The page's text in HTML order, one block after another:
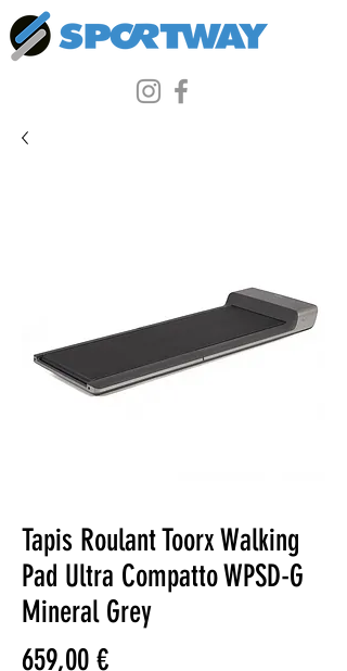
Tapis Roulant Toorx Walking
Pad Ultra Compatto WPSD-G
Mineral Grey
659,00 €Prezzo